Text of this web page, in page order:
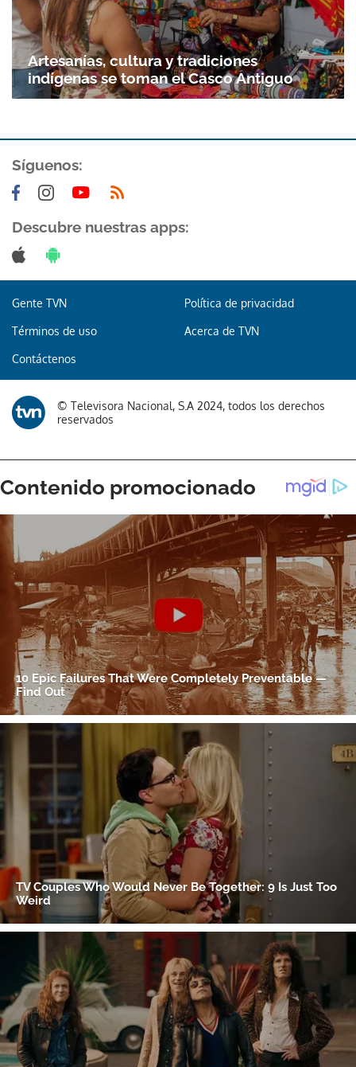
Artesanías, cultura y tradiciones
indígenas se toman el Casco Antiguo
Síguenos:
Descubre nuestras apps:
Gente TVN Política de privacidad
Términos de uso Acerca de TVN
Contáctenos
© Televisora Nacional, S.A 2024, todos los derechos
reservados